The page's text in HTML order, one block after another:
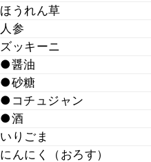
ほうれん草
人参
ズッキーニ
●醤油
●砂糖
●コチュジャン
●酒
いりごま
にんにく（おろす）